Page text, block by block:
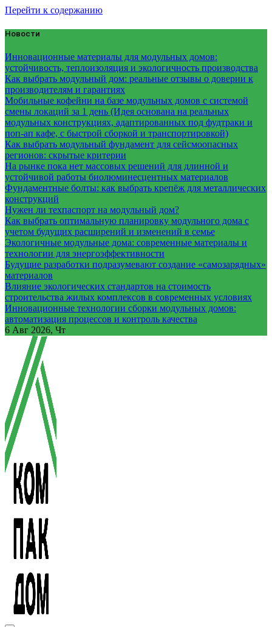
Перейти к содержанию
Новости
Инновационные материалы для модульных домов:
устойчивость, теплоизоляция и экологичность производства
Как выбрать модульный дом: реальные отзывы о доверии к
производителям и гарантиях
Мобильные кофейни на базе модульных домов с системой
смены локаций за 1 день (Идея основана на реальных
модульных конструкциях, адаптированных под фудтраки и
поп-ап кафе, с быстрой сборкой и транспортировкой)
Как выбрать модульный фундамент для сейсмоопасных
регионов: скрытые критерии
На рынке пока нет массовых решений для длинной и
устойчивой работы биолюминесцентных материалов
Фундаментные болты: как выбрать крепёж для металлических
конструкций
Нужен ли техпаспорт на модульный дом?
Как выбрать оптимальную планировку модульного дома с
учетом будущих расширений и изменений в семье
Экологичные модульные дома: современные материалы и
технологии для энергоэффективности
Будущие разработки подразумевают создание «самозарядных»
материалов
Влияние экологических стандартов на стоимость
строительства жилых комплексов в современных условиях
Инновационные технологии сборки модульных домов:
автоматизация процессов и контроль качества
6 Авг 2026, Чт